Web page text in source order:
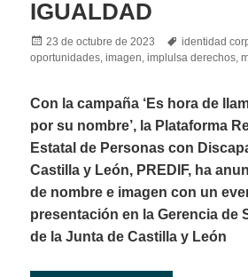
IGUALDAD
Posted
on
23 de octubre de 2023 Tags
identidad
oportunidades,imagen,implulsa derechos,
Con la campaña ‘Es hora de
por su nombre’, la Plataforma
Estatal de Personas con
Castilla y León, PREDIF, ha
de nombre e imagen con un
presentación en la Gerencia de
de la Junta de Castilla y León